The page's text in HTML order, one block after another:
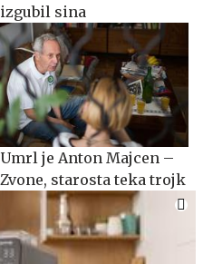
izgubil sina
Umrl je Anton Majcen –
Zvone, starosta teka trojk